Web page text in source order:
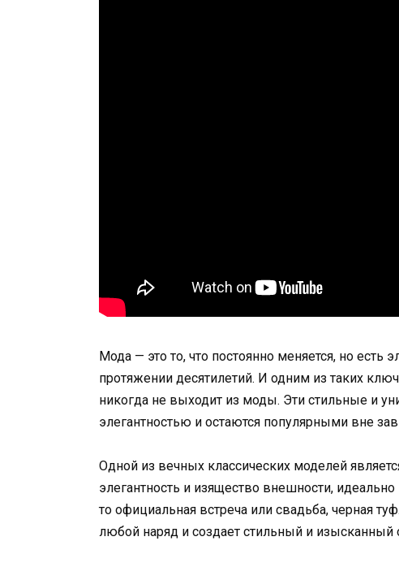
Мода — это то, что постоянно меняется, но есть
протяжении десятилетий. И одним из таких
никогда не выходит из моды. Эти стильные и
элегантностью и остаются популярными вне
Одной из вечных классических моделей
элегантность и изящество внешности,
то официальная встреча или свадьба, черная
любой наряд и создает стильный и изысканный